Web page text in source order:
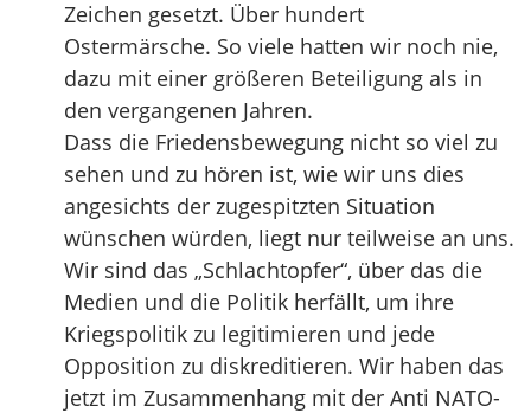
Zeichen gesetzt. Über hundert
Ostermärsche. So viele hatten wir noch nie,
dazu mit einer größeren Beteiligung als in
den vergangenen Jahren.
Dass die Friedensbewegung nicht so viel zu
sehen und zu hören ist, wie wir uns dies
angesichts der zugespitzten Situation
wünschen würden, liegt nur teilweise an uns.
Wir sind das „Schlachtopfer“, über das die
Medien und die Politik herfällt, um ihre
Kriegspolitik zu legitimieren und jede
Opposition zu diskreditieren. Wir haben das
jetzt im Zusammenhang mit der Anti NATO-